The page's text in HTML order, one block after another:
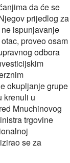
da će se
prijedlog za
ispunjavanje
proveo osam
odbora
okupljanje grupe
krenuli u
Mnuchinovog
trgovine
se za